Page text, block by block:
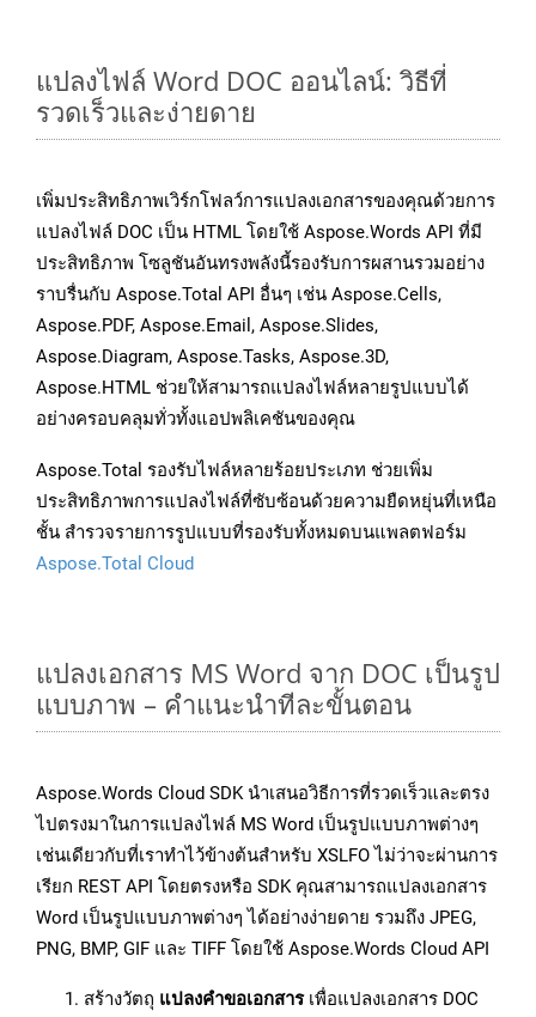
แปลงไฟล์ Word DOC ออนไลน์: วิธีที่
รวดเร็วและง่ายดาย
เพิ่มประสิทธิภาพเวิร์กโฟลว์การแปลงเอกสารของคุณด้วยการ
แปลงไฟล์ DOC เป็น HTML โดยใช้ Aspose.Words API ที่มี
ประสิทธิภาพ โซลูชันอันทรงพลังนี้รองรับการผสานรวมอย่าง
ราบรื่นกับ Aspose.Total API อื่นๆ เช่น Aspose.Cells,
Aspose.PDF, Aspose.Email, Aspose.Slides,
Aspose.Diagram, Aspose.Tasks, Aspose.3D,
Aspose.HTML ช่วยให้สามารถแปลงไฟล์หลายรูปแบบได้
อย่างครอบคลุมทั่วทั้งแอปพลิเคชันของคุณ
Aspose.Total รองรับไฟล์หลายร้อยประเภท ช่วยเพิ่ม
ประสิทธิภาพการแปลงไฟล์ที่ซับซ้อนด้วยความยืดหยุ่นที่เหนือ
ชั้น สำรวจรายการรูปแบบที่รองรับทั้งหมดบนแพลตฟอร์ม
Aspose.Total Cloud
แปลงเอกสาร MS Word จาก DOC เป็นรูป
แบบภาพ – คำแนะนำทีละขั้นตอน
Aspose.Words Cloud SDK นำเสนอวิธีการที่รวดเร็วและตรง
ไปตรงมาในการแปลงไฟล์ MS Word เป็นรูปแบบภาพต่างๆ
เช่นเดียวกับที่เราทำไว้ข้างต้นสำหรับ XSLFO ไม่ว่าจะผ่านการ
เรียก REST API โดยตรงหรือ SDK คุณสามารถแปลงเอกสาร
Word เป็นรูปแบบภาพต่างๆ ได้อย่างง่ายดาย รวมถึง JPEG,
PNG, BMP, GIF และ TIFF โดยใช้ Aspose.Words Cloud API
สร้างวัตถุ แปลงคำขอเอกสารเพื่อแปลงเอกสาร DOC